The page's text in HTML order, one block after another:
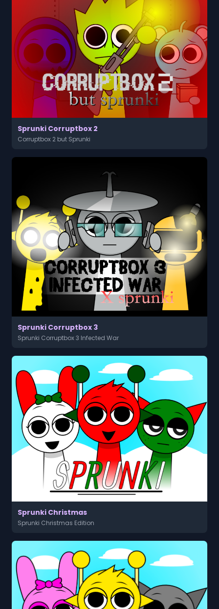
Sprunki Corruptbox 2
Corruptbox 2 but Sprunki
Sprunki Corruptbox 3
Sprunki Corruptbox 3 Infected War
Sprunki Christmas
Sprunki Christmas Edition